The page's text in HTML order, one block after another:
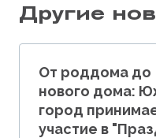
Другие
От роддома до
нового дома:
город
участие в